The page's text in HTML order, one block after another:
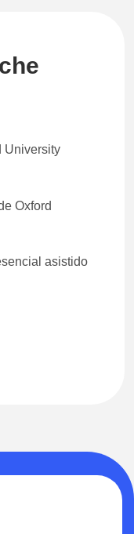
University
Oxford
asistido